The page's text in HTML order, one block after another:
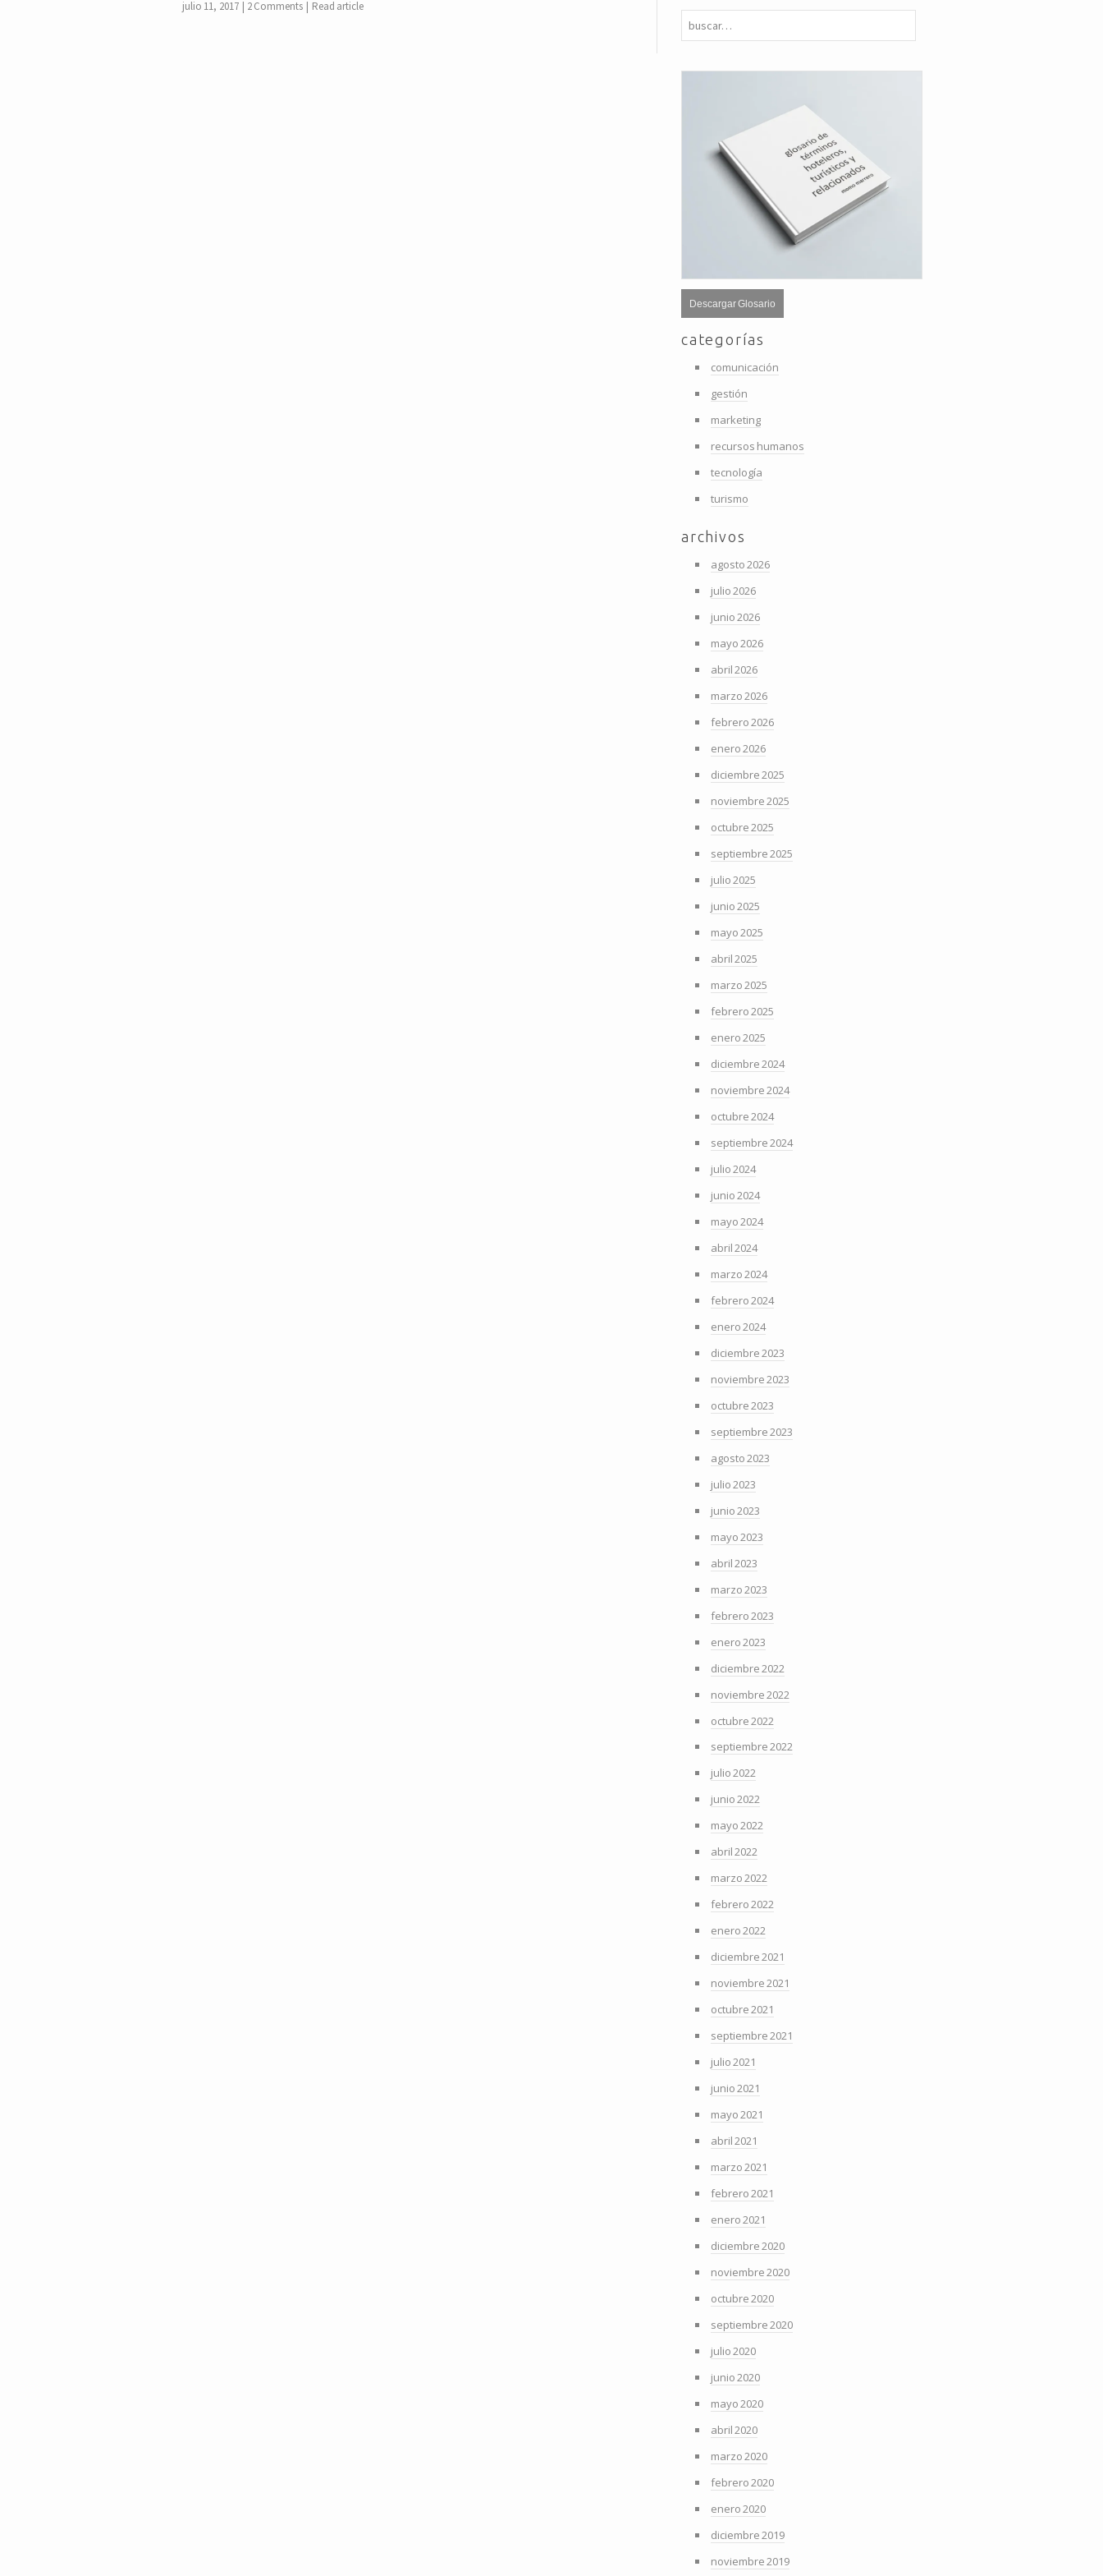
julio 11, 2017 2 Comments Read article
Descargar Glosario
categorías
comunicación
gestión
marketing
recursos humanos
tecnología
turismo
archivos
agosto 2026
julio 2026
junio 2026
mayo 2026
abril 2026
marzo 2026
febrero 2026
enero 2026
diciembre 2025
noviembre 2025
octubre 2025
septiembre 2025
julio 2025
junio 2025
mayo 2025
abril 2025
marzo 2025
febrero 2025
enero 2025
diciembre 2024
noviembre 2024
octubre 2024
septiembre 2024
julio 2024
junio 2024
mayo 2024
abril 2024
marzo 2024
febrero 2024
enero 2024
diciembre 2023
noviembre 2023
octubre 2023
septiembre 2023
agosto 2023
julio 2023
junio 2023
mayo 2023
abril 2023
marzo 2023
febrero 2023
enero 2023
diciembre 2022
noviembre 2022
octubre 2022
septiembre 2022
julio 2022
junio 2022
mayo 2022
abril 2022
marzo 2022
febrero 2022
enero 2022
diciembre 2021
noviembre 2021
octubre 2021
septiembre 2021
julio 2021
junio 2021
mayo 2021
abril 2021
marzo 2021
febrero 2021
enero 2021
diciembre 2020
noviembre 2020
octubre 2020
septiembre 2020
julio 2020
junio 2020
mayo 2020
abril 2020
marzo 2020
febrero 2020
enero 2020
diciembre 2019
noviembre 2019